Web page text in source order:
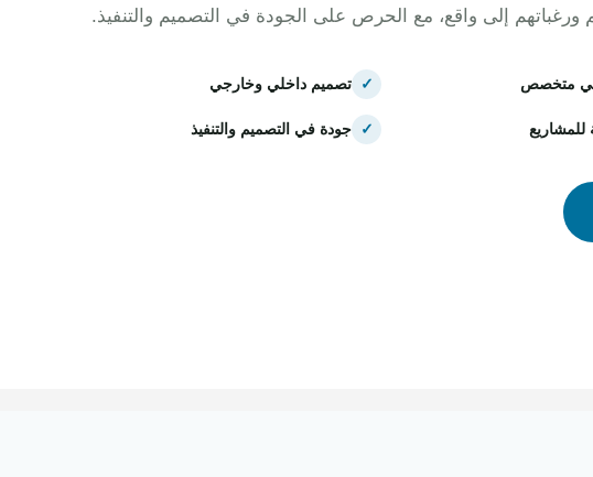
ورغباتهم إلى واقع، مع الحرص على الجودة في التصميم والتنفيذ.
متخصص ✓ تصميم داخلي وخارجي
للمشاريع ✓ جودة في التصميم والتنفيذ